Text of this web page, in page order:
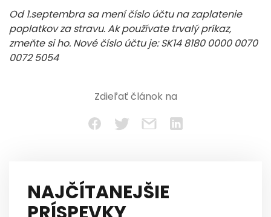
Od 1.septembra sa mení číslo účtu na zaplatenie
poplatkov za stravu. Ak používate trvalý príkaz,
zmeňte si ho. Nové číslo účtu je: SK14 8180 0000 0070
0072 5054
Zdieľať článok na
NAJČÍTANEJŠIE